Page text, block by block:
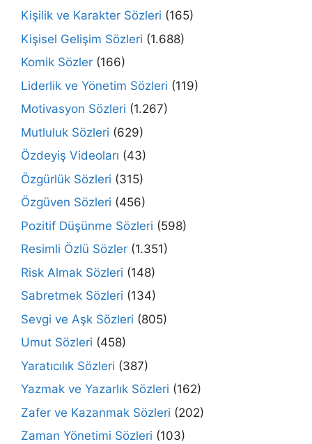
Kişilik ve Karakter Sözleri (165)
Kişisel Gelişim Sözleri (1.688)
Komik Sözler (166)
Liderlik ve Yönetim Sözleri (119)
Motivasyon Sözleri (1.267)
Mutluluk Sözleri (629)
Özdeyiş Videoları (43)
Özgürlük Sözleri (315)
Özgüven Sözleri (456)
Pozitif Düşünme Sözleri (598)
Resimli Özlü Sözler (1.351)
Risk Almak Sözleri (148)
Sabretmek Sözleri (134)
Sevgi ve Aşk Sözleri (805)
Umut Sözleri (458)
Yaratıcılık Sözleri (387)
Yazmak ve Yazarlık Sözleri (162)
Zafer ve Kazanmak Sözleri (202)
Zaman Yönetimi Sözleri (103)